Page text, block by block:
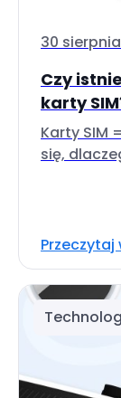
30
Czy
karty
Karty SIM
się,
Przeczytaj